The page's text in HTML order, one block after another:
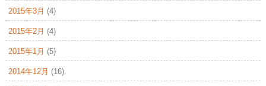
2015年3月 (4)
2015年2月 (4)
2015年1月 (5)
2014年12月 (16)